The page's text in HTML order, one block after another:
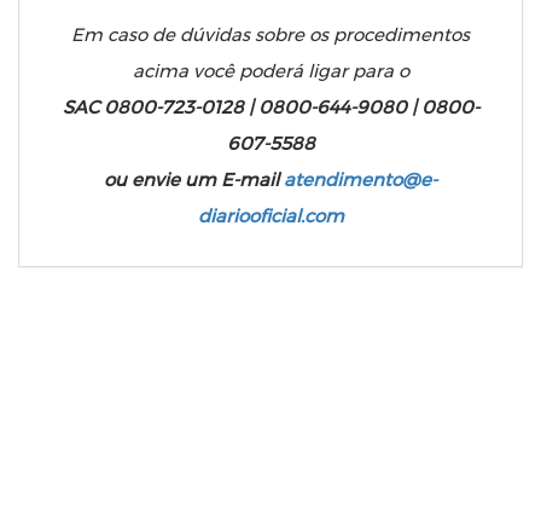
Em caso de dúvidas sobre os procedimentos
acima você poderá ligar para o
SAC 0800-723-0128 | 0800-644-9080 | 0800-
607-5588
ou envie um E-mail atendimento@e-
diariooficial.com